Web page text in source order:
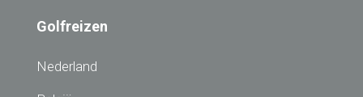
Golfreizen
Nederland